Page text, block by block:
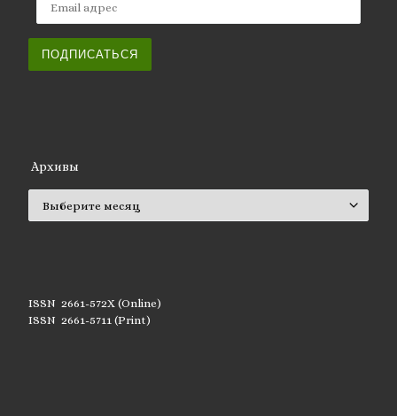
ПОДПИСАТЬСЯ
Архивы
ISSN 2661-572X (Online)
ISSN 2661-5711 (Print)